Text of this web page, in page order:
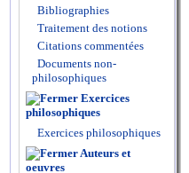
Bibliographies
Traitement des notions
Citations commentées
Documents non-
philosophiques
Exercices
philosophiques
Exercices philosophiques
Auteurs et
oeuvres